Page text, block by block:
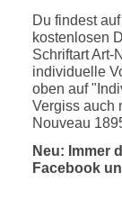
Du findest
kostenlosen
Schriftart Art-
individuelle
oben auf
Vergiss auch
Nouveau
Neu: Immer
Facebook